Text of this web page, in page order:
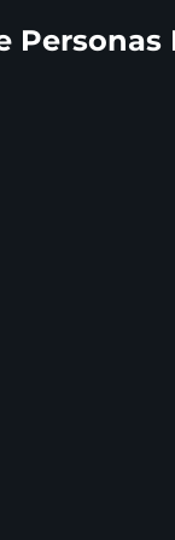
Personas